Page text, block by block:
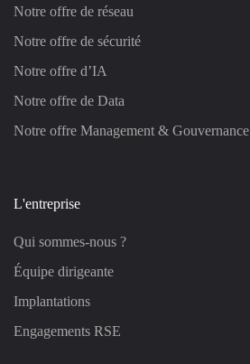
Notre offre de réseau
Notre offre de sécurité
Notre offre d’IA
Notre offre de Data
Notre offre Management & Gouvernance
L'entreprise
Qui sommes-nous ?
Équipe dirigeante
Implantations
Engagements RSE